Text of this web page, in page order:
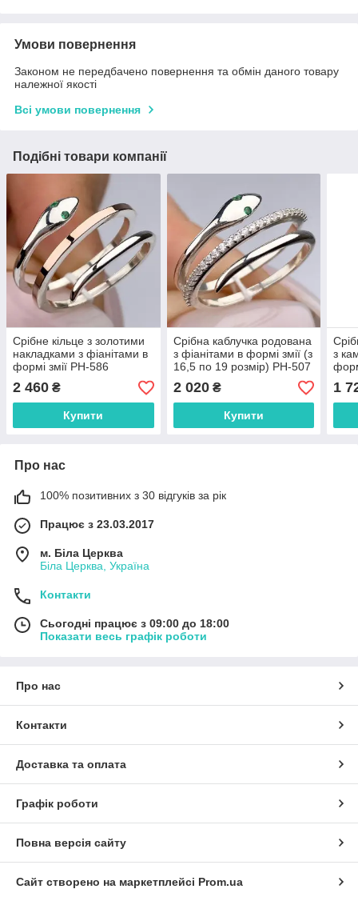
Умови повернення
Законом не передбачено повернення та обмін даного товару
належної якості
Всі умови повернення
Подібні товари компанії
Срібне кільце з золотими
накладками з фіанітами в
формі змії РН-586
2 460 ₴
Купити
Срібна каблучка родована
з фіанітами в формі змії (з
16,5 по 19 розмір) РН-507
2 020₴
Купити
з
РН-
1
Про нас
100% позитивних з 30 відгуків за рік
Працює з 23.03.2017
м. Біла Церква
Біла Церква, Україна
Контакти
Сьогодні працює з 09:00 до 18:00
Показати весь графік роботи
Про нас
Контакти
Доставка та оплата
Графік роботи
Повна версія сайту
Сайт створено на маркетплейсі Prom.ua